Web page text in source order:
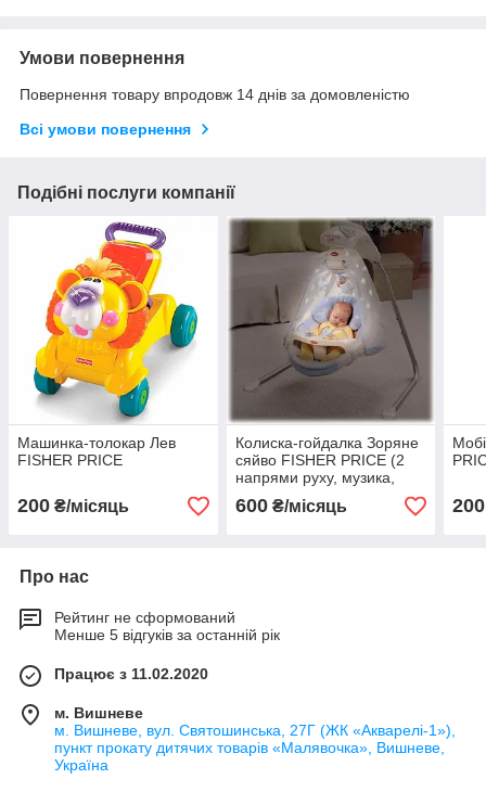
Умови повернення
Повернення товару впродовж 14 днів за домовленістю
Всі умови повернення
Подібні послуги компанії
Машинка-толокар Лев
FISHER PRICE
200 ₴/місяць
Колиска-гойдалка Зоряне
сяйво FISHER PRICE (2
напрями руху, музика,
проектор зірок на завісу)
600₴/місяць 200
Про нас
Рейтинг не сформований
Менше 5 відгуків за останній рік
Працює з 11.02.2020
м. Вишневе
м. Вишневе, вул. Святошинська, 27Г (ЖК «Акварелі-1»),
пункт прокату дитячих товарів «Малявочка», Вишневе,
Україна